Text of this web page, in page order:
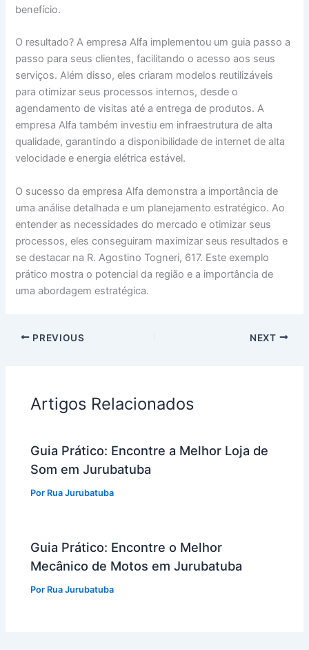
benefício.
O resultado? A empresa Alfa implementou um guia passo a
passo para seus clientes, facilitando o acesso aos seus
serviços. Além disso, eles criaram modelos reutilizáveis
para otimizar seus processos internos, desde o
agendamento de visitas até a entrega de produtos. A
empresa Alfa também investiu em infraestrutura de alta
qualidade, garantindo a disponibilidade de internet de alta
velocidade e energia elétrica estável.
O sucesso da empresa Alfa demonstra a importância de
uma análise detalhada e um planejamento estratégico. Ao
entender as necessidades do mercado e otimizar seus
processos, eles conseguiram maximizar seus resultados e
se destacar na R. Agostino Togneri, 617. Este exemplo
prático mostra o potencial da região e a importância de
uma abordagem estratégica.
PREVIOUS NEXT
Artigos Relacionados
Guia Prático: Encontre a Melhor Loja de
Som em Jurubatuba
Por Rua Jurubatuba
Guia Prático: Encontre o Melhor
Mecânico de Motos em Jurubatuba
Por Rua Jurubatuba